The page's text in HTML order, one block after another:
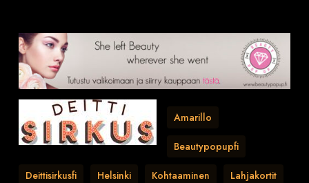
Amarillo
Beautypopupfi
Deittisirkusfi Helsinki Kohtaaminen Lahjakortit